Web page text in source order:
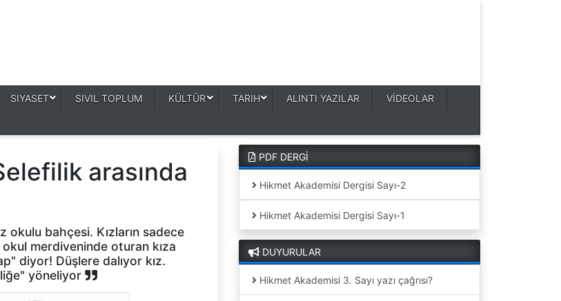
SIYASET SIVIL TOPLUM KÜLTÜR TARIH ALINTI YAZILAR VİDEOLAR
arasında
bahçesi. Kızların sadece
merdiveninde oturan kıza
diyor! Düşlere dalıyor kız.
yöneliyor
PDF DERGİ
Hikmet Akademisi Dergisi Sayı-2
Hikmet Akademisi Dergisi Sayı-1
DUYURULAR
Hikmet Akademisi 3. Sayı yazı çağrısı?